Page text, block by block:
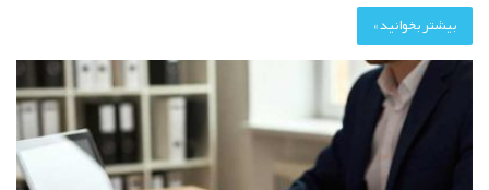
بیشتر بخوانید »